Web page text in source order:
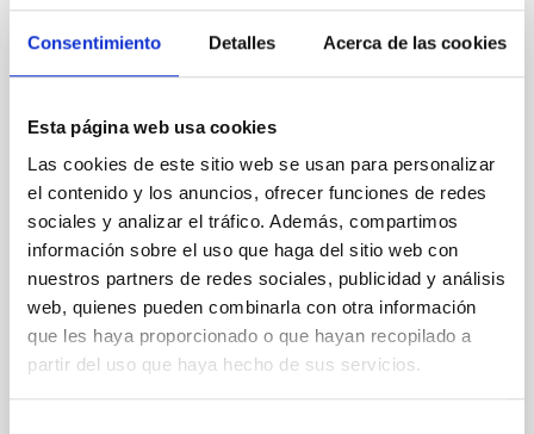
Consentimiento Detalles Acerca de las cookies
Esta página web usa cookies
Las cookies de este sitio web se usan para personalizar
el contenido y los anuncios, ofrecer funciones de redes
sociales y analizar el tráfico. Además, compartimos
información sobre el uso que haga del sitio web con
nuestros partners de redes sociales, publicidad y análisis
web, quienes pueden combinarla con otra información
que les haya proporcionado o que hayan recopilado a
partir del uso que haya hecho de sus servicios.
the inner dark matter density slopes of
galaxies
Aims. We aim to investigate the connection between
star formation histories (SFHs) and the inner dark
matter density profiles of simulated galaxies. In
particular, we tested whether the burstiness and
temporal distribution of star formation influence the
formation of cored versus cuspy dark matter profiles.
Methods. We homogeneously analysed